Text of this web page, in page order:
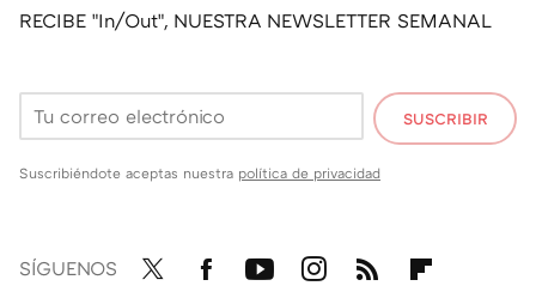
RECIBE "In/Out", NUESTRA NEWSLETTER SEMANAL
SUSCRIBIR
Suscribiéndote aceptas nuestra política de privacidad
SÍGUENOS